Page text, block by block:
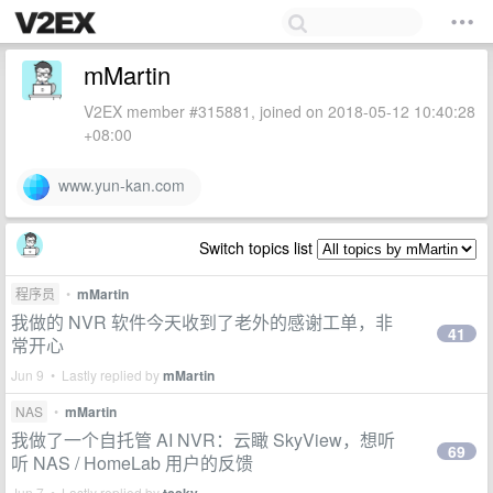
mMartin
V2EX member #315881, joined on 2018-05-12 10:40:28
+08:00
www.yun-kan.com
Switch topics list
程序员 • mMartin
我做的 NVR 软件今天收到了老外的感谢工单，非
常开心
Jun 9 • Lastly replied bymMartin
41
NAS • mMartin
我做了一个自托管 AI NVR：云瞰 SkyView，想听
听 NAS / HomeLab 用户的反馈
69